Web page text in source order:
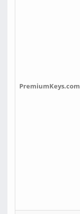
PremiumKeys.com